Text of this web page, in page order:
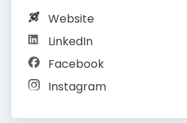
Website
LinkedIn
Facebook
Instagram